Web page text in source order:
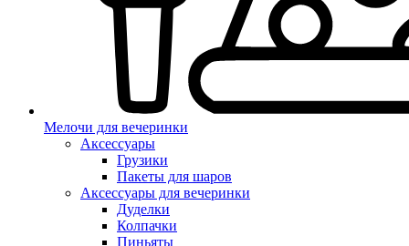
Мелочи для вечеринки
Аксессуары
Грузики
Пакеты для шаров
Аксессуары для вечеринки
Дуделки
Колпачки
Пиньяты